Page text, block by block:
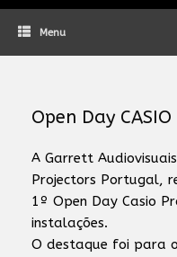
Menu
Open Day
A Garrett
Projectors Portugal,
1º Open Day Casio
instalações.
O destaque foi para